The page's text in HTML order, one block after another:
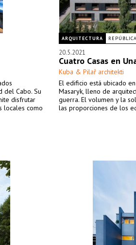
del Cabo. Su
disfrutar
locales como
ARQUITECTURA
20.5.2021
Cuatro Casas en
Kuba & Pilař architekti
El edificio está ubicado
Masaryk, lleno de
guerra. El volumen y la
las proporciones de los